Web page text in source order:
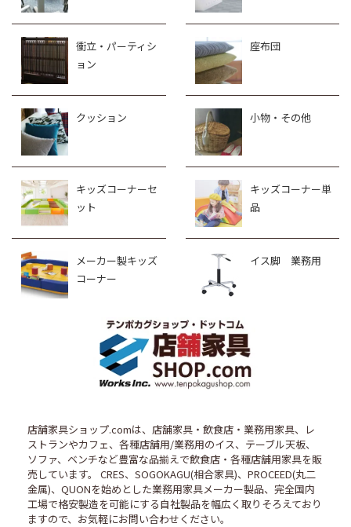
衝立・パーティシ
ョン
座布団
クッション 小物・その他
キッズコーナーセ
ット
キッズコーナー単
品
メーカー製キッズ
コーナー
イス脚 業務用
店舗家具ショップ.comは、店舗家具・飲食店・業務用家具、レ
ストランやカフェ、各種店舗用/業務用のイス、テーブル天板、
ソファ、ベンチなど豊富な品揃えで飲食店・各種店舗用家具を販
売しています。 CRES、SOGOKAGU(相合家具)、PROCEED(丸二
金属)、QUONを始めとした業務用家具メーカー製品、完全国内
工場で格安製造を可能にする自社製品を幅広く取りそろえており
ますので、お気軽にお問い合わせください。